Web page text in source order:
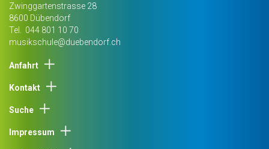
Zwinggartenstrasse 28
8600 Dübendorf
Tel. 044 801 10 70
musikschule@duebendorf.ch
Anfahrt
Kontakt
Suche
Impressum